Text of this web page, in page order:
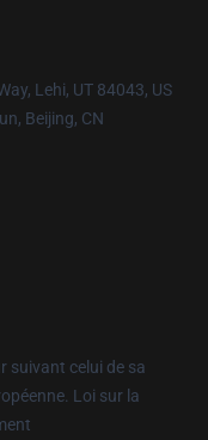
Lehi, UT 84043, US
Beijing, CN
suivant celui de sa
Loi sur la